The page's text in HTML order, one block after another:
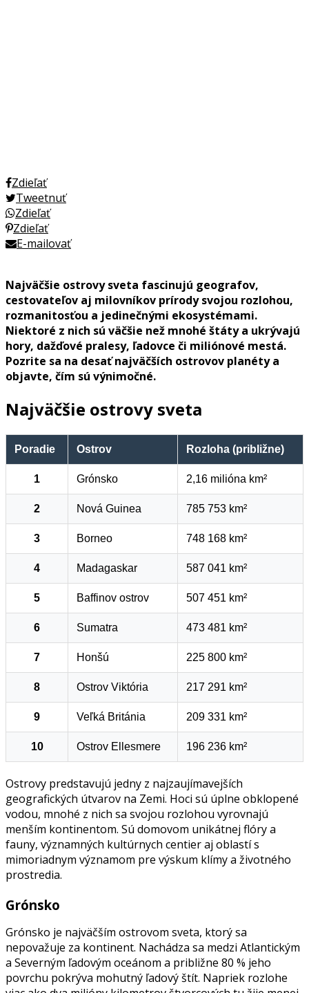
Zdieľať
Tweetnuť
Zdieľať
Zdieľať
E-mailovať
Najväčšie ostrovy sveta fascinujú geografov,
cestovateľov aj milovníkov prírody svojou rozlohou,
rozmanitosťou a jedinečnými ekosystémami.
Niektoré z nich sú väčšie než mnohé štáty a ukrývajú
hory, dažďové pralesy, ľadovce či miliónové mestá.
Pozrite sa na desať najväčších ostrovov planéty a
objavte, čím sú výnimočné.
Najväčšie ostrovy sveta
Poradie Ostrov Rozloha (približne)
1 Grónsko 2,16 milióna km²
2 Nová Guinea 785 753 km²
3 Borneo 748 168 km²
4 Madagaskar 587 041 km²
5 Baffinov ostrov 507 451 km²
6 Sumatra 473 481 km²
7 Honšú 225 800 km²
8 Ostrov Viktória 217 291 km²
9 Veľká Británia 209 331 km²
10 Ostrov Ellesmere 196 236 km²
Ostrovy predstavujú jedny z najzaujímavejších
geografických útvarov na Zemi. Hoci sú úplne obklopené
vodou, mnohé z nich sa svojou rozlohou vyrovnajú
menším kontinentom. Sú domovom unikátnej flóry a
fauny, významných kultúrnych centier aj oblastí s
mimoriadnym významom pre výskum klímy a životného
prostredia.
Grónsko
Grónsko je najväčším ostrovom sveta, ktorý sa
nepovažuje za kontinent. Nachádza sa medzi Atlantickým
a Severným ľadovým oceánom a približne 80 % jeho
povrchu pokrýva mohutný ľadový štít. Napriek rozlohe